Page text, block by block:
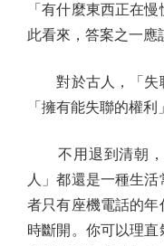
「有什麼東西正在
此看來，答案之一應
對於古人，「失聯
「擁有能失聯的權利
不用退到清朝，
人」都還是一種生
者只有座機電話的
時斷開。你可以理直